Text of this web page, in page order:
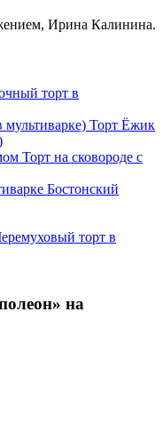
Ирина Калинина.
торт в
Торт Ёжик
Торт на сковороде с
Бостонский
торт в
на